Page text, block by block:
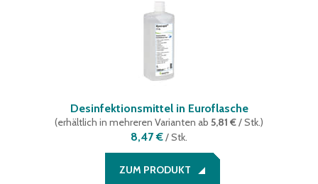
Desinfektionsmittel in Euroflasche
(erhältlich in mehreren Varianten ab 5,81 €/ Stk.)
8,47 €/Stk.
ZUM PRODUKT